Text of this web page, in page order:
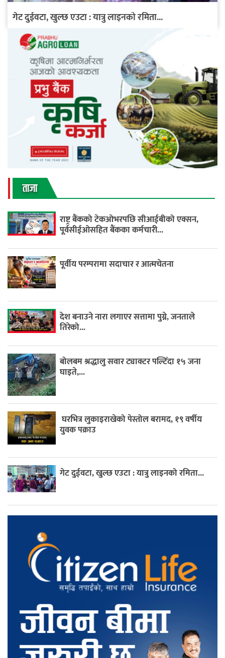
गेट दुईवटा, खुल्छ एउटा : यात्रु लाइनको रमिता...
ताजा
राष्ट्र बैंकको टेकओभरपछि सीआईबीको एक्सन,
पूर्वसीईओसहित बैंकका कर्मचारी...
पूर्वीय परम्परामा सदाचार र आत्मचेतना
देश बनाउने नारा लगाएर सत्तामा पुग्ने, जनताले
तिरेको...
बोलबम श्रद्धालु सवार ट्याक्टर पल्टिँदा १५ जना
घाइते,...
घरभित्र लुकाइराखेको पेस्तोल बरामद, १९ वर्षीय
युवक पक्राउ
गेट दुईवटा, खुल्छ एउटा : यात्रु लाइनको रमिता...